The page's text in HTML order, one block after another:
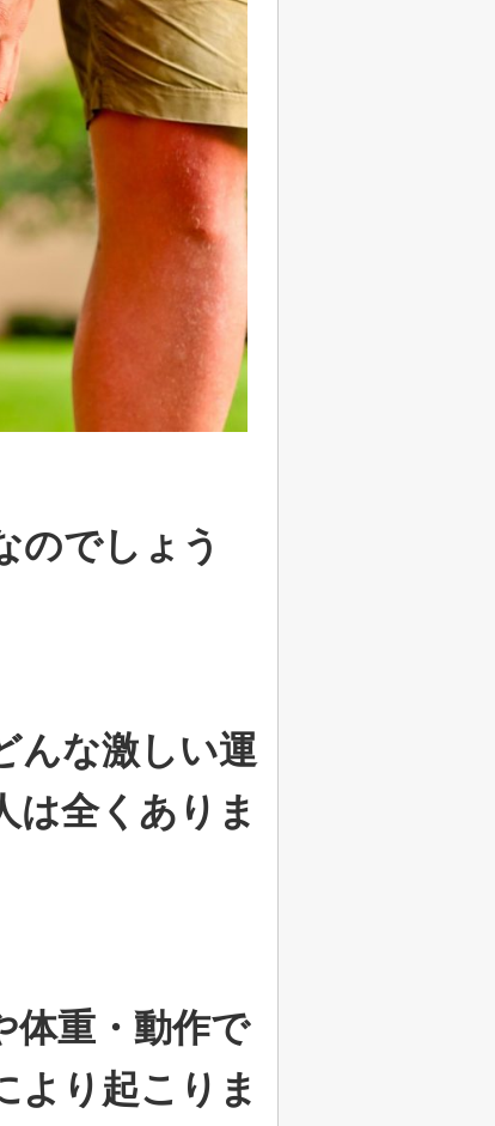
のでしょう
んな激しい運
は全くありま
体重・動作で
より起こりま